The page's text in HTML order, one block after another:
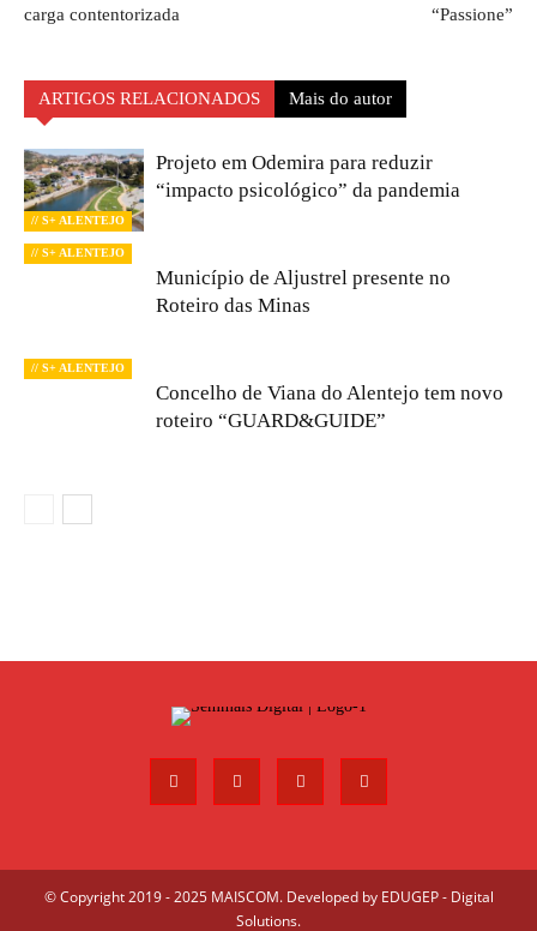
carga contentorizada
“Passione”
ARTIGOS RELACIONADOS Mais do autor
// S+ ALENTEJO
Projeto em Odemira para reduzir
“impacto psicológico” da pandemia
// S+ ALENTEJO
Município de Aljustrel presente no
Roteiro das Minas
// S+ ALENTEJO
Concelho de Viana do Alentejo tem novo
roteiro “GUARD&GUIDE”
© Copyright 2019 - 2025 MAISCOM. Developed by EDUGEP - Digital
Solutions.